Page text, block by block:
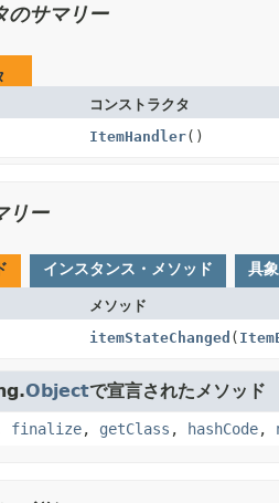
のサマリー
コンストラクタ
ItemHandler()
リー
インスタンス・メソッド 具
メソッド
itemStateChanged (
Objectで宣言されたメソッド
finalize, getClass , hashCode,